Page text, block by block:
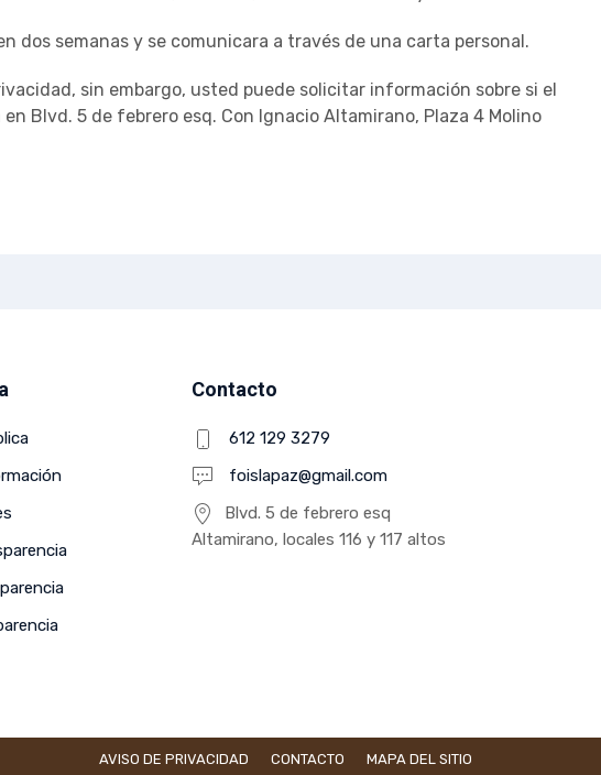
dos semanas y se comunicara a través de una carta personal.
sin embargo, usted puede solicitar información sobre si el
Blvd. 5 de febrero esq. Con Ignacio Altamirano, Plaza 4 Molino
Contacto
612 129 3279
foislapaz@gmail.com
Blvd. 5 de febrero esq
Altamirano, locales 116 y 117 altos
AVISO DE PRIVACIDAD CONTACTO MAPA DEL SITIO